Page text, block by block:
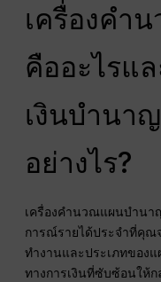
เครื่องคำ
คืออะไรแ
เงินบำนา
อย่างไร?
เครื่องคำนวณแผนบำนา
การณ์รายได้ประจำที่คุณ
ทำงานและประเภทของ
ทางการเงินที่ซับซ้อนให้